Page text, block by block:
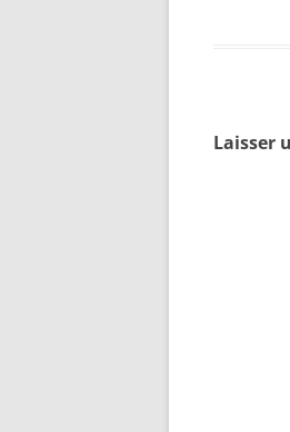
Laisser